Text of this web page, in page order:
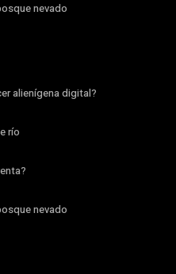
nevado
alienígena digital?
río
nevado